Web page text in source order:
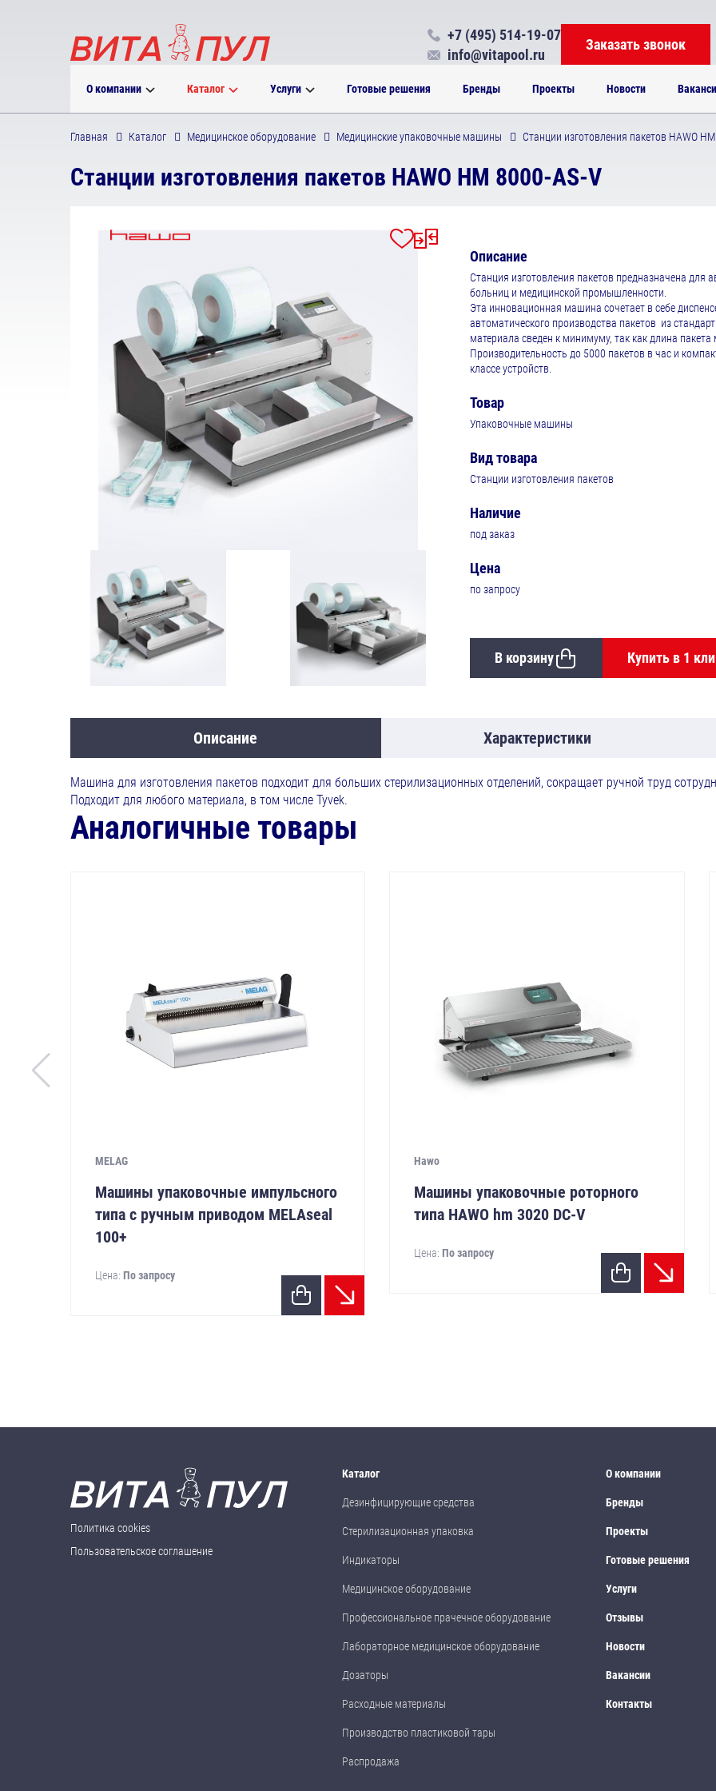
О компании Каталог Услуги Готовые решения Бренды Проекты Новости
+7 (495) 514-19-07
info@vitapool.ru
Заказать звонок
Главная Каталог Медицинское оборудование Медицинские упаковочные машины Станции изготовления пакетов HAWO
Станции изготовления пакетов HAWO HM 8000-AS-V
Описание
Станция изготовления пакетов предназначена для
больниц и медицинской промышленности.
Эта инновационная машина сочетает в себе
автоматического производства пакетов из
материала сведен к минимуму, так как длина
Производительность до 5000 пакетов в час и
классе устройств.
Товар
Упаковочные машины
Вид товара
Станции изготовления пакетов
Наличие
под заказ
Цена
по запросу
В корзину Купить в 1
Описание Характеристики
Машина для изготовления пакетов подходит для больших стерилизационных отделений, сокращает ручной труд
Подходит для любого материала, в том числе Tyvek.
Аналогичные товары
MELAG
Машины упаковочные импульсного
типа с ручным приводом MELAseal
100+
Цена: По запросу
Hawo
Машины упаковочные роторного
типа HAWO hm 3020 DC-V
Цена:По запросу
Политика cookies
Пользовательское соглашение
Каталог
Дезинфицирующие средства
Стерилизационная упаковка
Индикаторы
Медицинское оборудование
Профессиональное прачечное оборудование
Лабораторное медицинское оборудование
Дозаторы
Расходные материалы
Производство пластиковой тары
Распродажа
О компании
Бренды
Проекты
Готовые решения
Услуги
Отзывы
Новости
Вакансии
Контакты